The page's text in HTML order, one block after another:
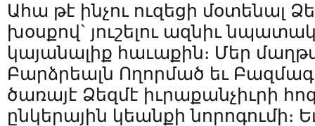
Ահա թէ ինչու ուզեցի մօտենալ
խօսքով` յուշելու ազնիւ
կայանալիք հաւաքին։ Մեր
Բարձրեալն Ողորմած եւ
ծառայէ Ձեզմէ իւրաքանչիւրի
ընկերային կեանքի նորոգումի։